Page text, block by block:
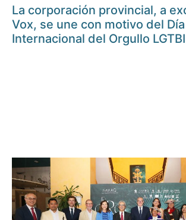
La corporación provincial, a
Vox, se une con motivo del Día
Internacional del Orgullo LGTBI